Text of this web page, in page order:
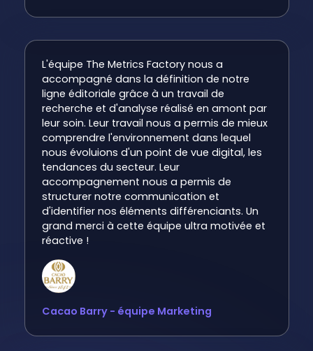
L'équipe The Metrics Factory nous a
accompagné dans la définition de notre
ligne éditoriale grâce à un travail de
recherche et d'analyse réalisé en amont par
leur soin. Leur travail nous a permis de mieux
comprendre l'environnement dans lequel
nous évoluions d'un point de vue digital, les
tendances du secteur. Leur
accompagnement nous a permis de
structurer notre communication et
d'identifier nos éléments différenciants. Un
grand merci à cette équipe ultra motivée et
réactive !
Cacao Barry - équipe Marketing